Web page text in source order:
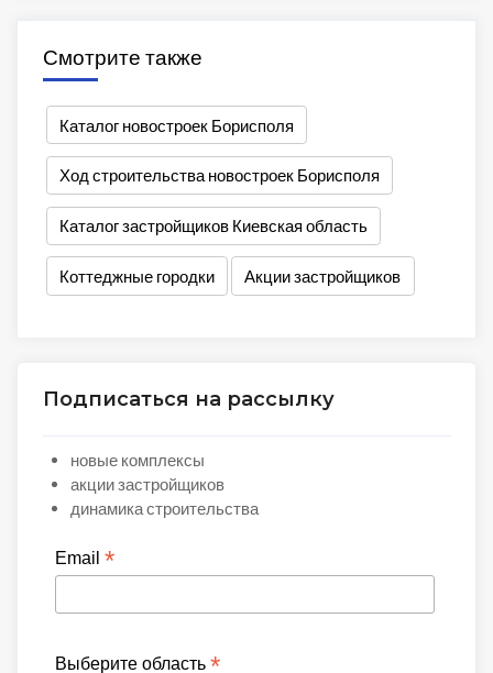
Смотрите также
Каталог новостроек Борисполя
Ход строительства новостроек Борисполя
Каталог застройщиков Киевская область
Коттеджные городки Акции застройщиков
Подписаться на рассылку
новые комплексы
акции застройщиков
динамика строительства
Email *
Выберите область *